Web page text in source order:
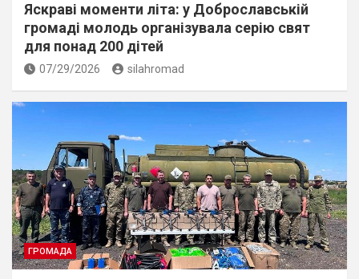
Яскраві моменти літа: у Доброславській
громаді молодь організувала серію свят
для понад 200 дітей
07/29/2026 silahromad
ГРОМАДА